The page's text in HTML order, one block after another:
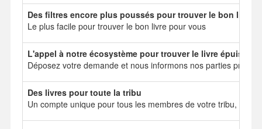
Des filtres encore plus poussés pour trouver le bon livre
Le plus facile pour trouver le bon livre pour vous
L'appel à notre écosystème pour trouver le livre épuisé
Déposez votre demande et nous informons nos parties
Des livres pour toute la tribu
Un compte unique pour tous les membres de votre tribu, mais